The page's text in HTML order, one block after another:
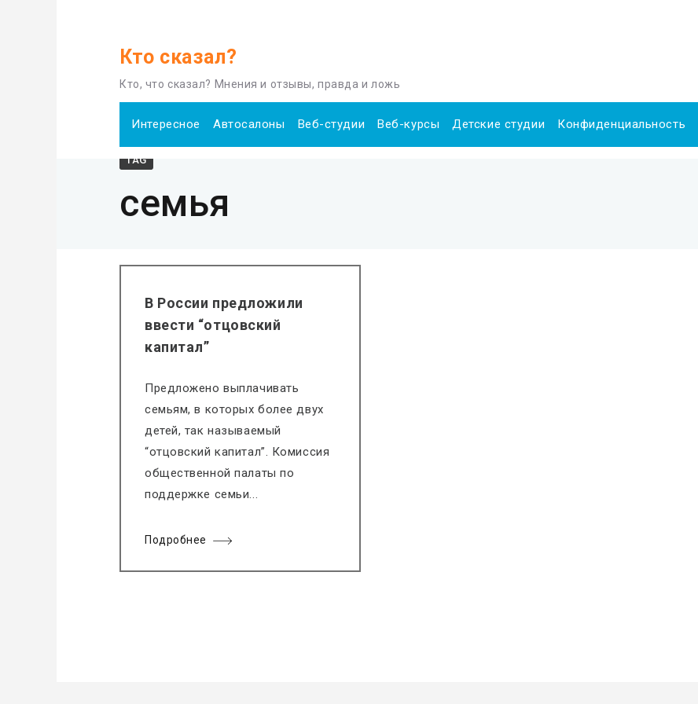
Кто сказал?
Кто, что сказал? Мнения и отзывы, правда и ложь
Интересное Автосалоны Веб-студии Веб-курсы Детские студии Конфиденциальность
TAG
семья
В России предложили
ввести “отцовский
капитал”
Предложено выплачивать
семьям, в которых более двух
детей, так называемый
“отцовский капитал”. Комиссия
общественной палаты по
поддержке семьи...
Подробнее